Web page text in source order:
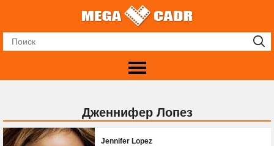
Дженнифер Лопез
Jennifer Lopez